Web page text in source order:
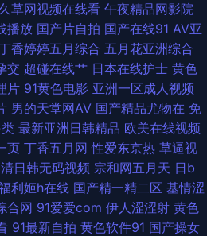
午夜福利 男同肛交在线观看 18块黄色大全
字幕禁忌乱偷 豆花影视无码黄色 欧美午夜
在97人人操 美女在线91 亚洲欧美另类综合
日本精品ay无码 91亚洲做爱视频 黄色ws
黄 精品狼人社區99 日韩色中色导航 91社区
婷婷五月天 51国产原创精品 东京热最新网
久草网视频在线看 午夜精品网影院
播放 国产片自拍 国产在线91 AV亚
香婷婷五月综合 五月花亚洲综合
交 超碰在线艹 日本在线护士 黄色
片 91黄色电影 亚洲一区成人视频
男的天堂网AV 国产精品尤物在 免
最新亚洲日韩精品 欧美在线视频
页 丁香五月网 性爱东京热 草逼视
日韩无码视频 宗和网五月天 日b
利姬h在线 国产精一精二区 基情涩
合网 91爱爱com 伊人涩涩射 黄色
91最新自拍 黄色软件91 国产操女